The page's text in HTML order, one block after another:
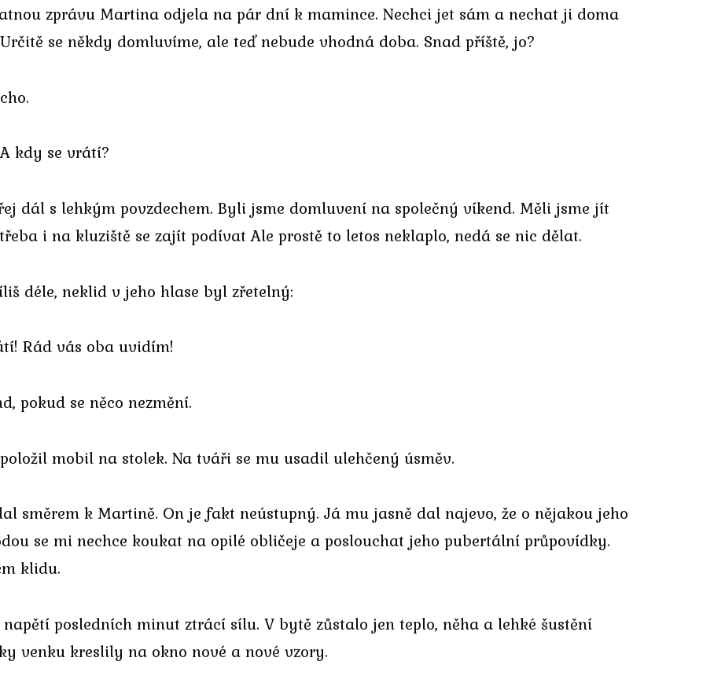
zprávu Martina odjela na pár dní k mamince. Nechci jet sám a nechat ji doma
se někdy domluvíme, ale teď nebude vhodná doba. Snad příště, jo?
kdy se vrátí?
dál s lehkým povzdechem. Byli jsme domluvení na společný víkend. Měli jsme jít
i na kluziště se zajít podívat Ale prostě to letos neklaplo, nedá se nic dělat.
déle, neklid v jeho hlase byl zřetelný:
Rád vás oba uvidím!
pokud se něco nezmění.
mobil na stolek. Na tváři se mu usadil ulehčený úsměv.
směrem k Martině. On je fakt neústupný. Já mu jasně dal najevo, že o nějakou jeho
se mi nechce koukat na opilé obličeje a poslouchat jeho pubertální průpovídky.
klidu.
posledních minut ztrácí sílu. V bytě zůstalo jen teplo, něha a lehké šustění
venku kreslily na okno nové a nové vzory.